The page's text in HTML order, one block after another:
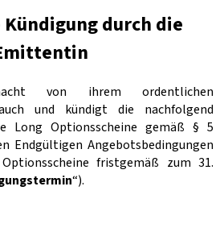
durch die
von ihrem ordentlichen
und kündigt die nachfolgend
Long Optionsscheine gemäß § 5
Endgültigen Angebotsbedingungen
fristgemäß zum 31.
“).